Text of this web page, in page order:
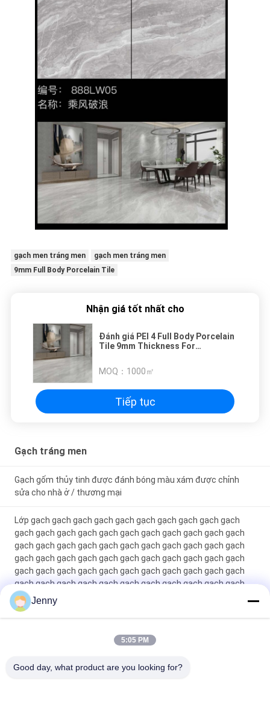
gạch men tráng men
gạch men tráng men
9mm Full Body Porcelain Tile
Nhận giá tốt nhất cho
Đánh giá PEI 4 Full Body Porcelain
Tile 9mm Thickness For
MOQ： 1000㎡
Tiếp tục
Gạch tráng men
Gạch gốm thủy tinh được đánh bóng màu xám được chỉnh
sửa cho nhà ở / thương mại
Lớp gạch gạch gạch gạch gạch gạch gạch gạch gạch gạch
gạch gạch gạch gạch gạch gạch gạch gạch gạch gạch gạch
gạch gạch gạch gạch gạch gạch gạch gạch gạch gạch gạch
gạch gạch gạch gạch gạch gạch gạch gạch gạch gạch gạch
gạch gạch gạch gạch gạch gạch gạch gạch gạch gạch gạch
gạch gạch gạch gạch gạch gạch gạch gạch gạch gạch gạch
gạch gạch gạch gạch gạch gạch gạch gạch gạch gạch gạch
gạch gạch gạch gạch gạch gạch gạch gạch gạch gạch gạch
gạch gạch gạch gạch gạch gạch gạch gạch gạch gạch gạch
Finish With 0.05% Water Absorption
Jenny
5:05 PM
Good day, what product are you looking for?